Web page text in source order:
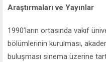
Araştırmaları ve Yayınlar
1990’ların ortasında vakıf
bölümlerinin kurulması,
buluşması sinema üzerine